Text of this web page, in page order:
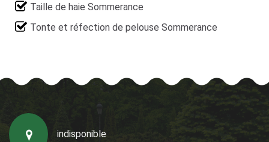
Taille de haie Sommerance
Tonte et réfection de pelouse Sommerance
indisponible